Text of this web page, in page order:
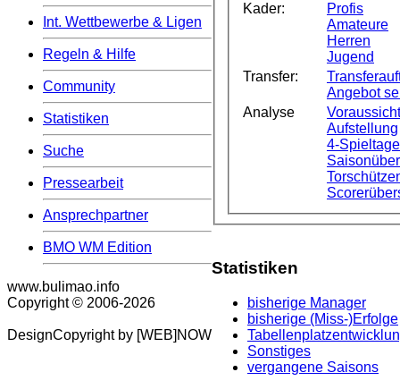
Int. Wettbewerbe & Ligen
Regeln & Hilfe
Community
Statistiken
Suche
Pressearbeit
Ansprechpartner
BMO WM Edition
www.bulimao.info
Copyright © 2006-2026
DesignCopyright by [WEB]NOW
Kader:
Profis
Amateure
Herren
Jugend
Transfer:
Angebot
Analyse
Aufstellung
4-
Statistiken
bisherige Manager
bisherige (Miss-)Erfolge
Sonstiges
vergangene Saisons